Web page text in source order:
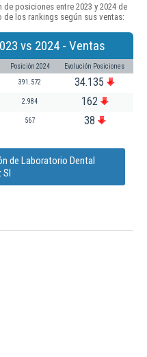
posiciones entre 2023 y 2024 de
de los rankings según sus ventas:
vs 2024 - Ventas
Posición 2024 Evolución Posiciones
391.572 34.135
2.984 162
567 38
de Laboratorio Dental
Sl